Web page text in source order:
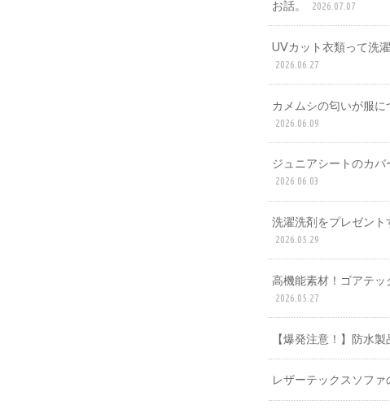
お話。 2026.07.07
UVカット衣類って洗
2026.06.27
カメムシの匂いが服
2026.06.09
ジュニアシートのカバ
2026.06.03
洗濯洗剤をプレゼント
2026.05.29
高機能素材！ゴアテ
2026.05.27
【爆発注意！】防水製
レザーテックスソフ